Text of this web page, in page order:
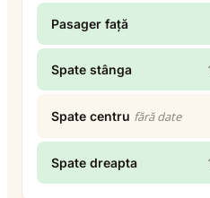
Pasager față
Spate stânga
Spate centru fără date
Spate dreapta